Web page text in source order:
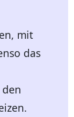
mit
das